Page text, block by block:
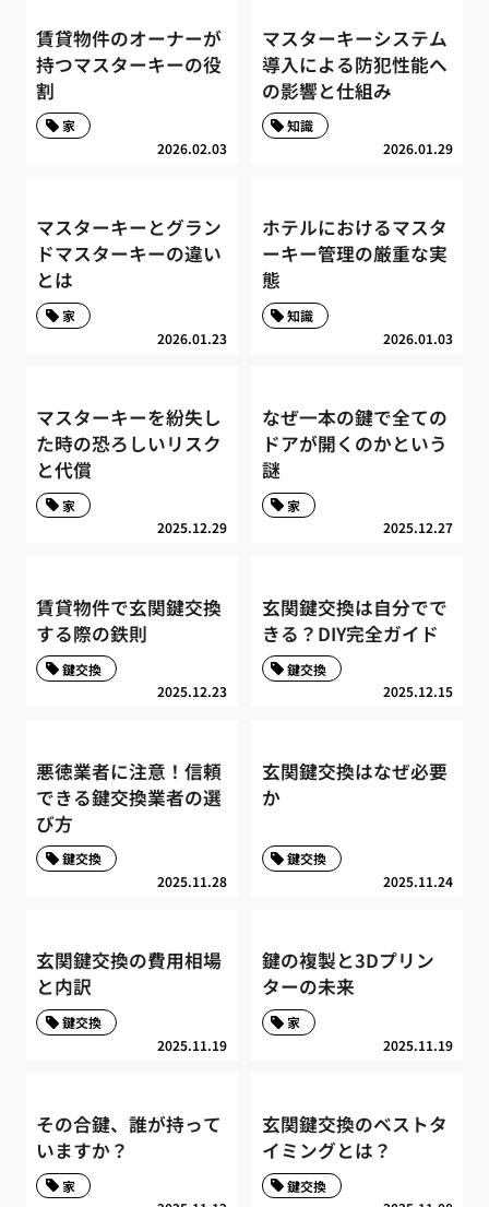
賃貸物件のオーナーが
持つマスターキーの役
割
2026.02.03
家
マスターキーシステム
導入による防犯性能へ
の影響と仕組み
2026.01.29
知識
マスターキーとグラン
ドマスターキーの違い
とは
2026.01.23
家
ホテルにおけるマスタ
ーキー管理の厳重な実
態
2026.01.03
知識
マスターキーを紛失し
た時の恐ろしいリスク
と代償
2025.12.29
家
なぜ一本の鍵で全ての
ドアが開くのかという
謎
2025.12.27
家
賃貸物件で玄関鍵交換
する際の鉄則
2025.12.23
鍵交換
玄関鍵交換は自分でで
きる？DIY完全ガイド
2025.12.15
鍵交換
悪徳業者に注意！信頼
できる鍵交換業者の選
び方
2025.11.28
鍵交換
玄関鍵交換はなぜ必要
か
2025.11.24
鍵交換
玄関鍵交換の費用相場
と内訳
2025.11.19
鍵交換
鍵の複製と3Dプリン
ターの未来
2025.11.19
家
その合鍵、誰が持って
いますか？
家
玄関鍵交換のベストタ
イミングとは？
鍵交換